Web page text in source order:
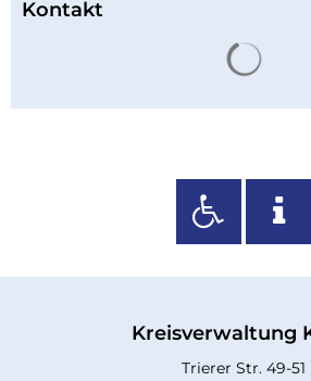
Kontakt
Kreisverwaltung
Trierer Str. 49-51